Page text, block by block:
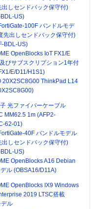
出しセンドバック保守付)
US)
100F バンドルモデ
先出しセンドバック保守付)
BDL-US)
OpenBlocks IoT FX1/E
びサブスクリプション1年付
E/D11/H1S1)
20X2SC8G00 ThinkPad L14
光ファイバーケーブル
MM62.5 1m (AFP2-
62-01)
40F バンドルモデル
出しセンドバック保守付)
US)
OpenBlocks A16 Debian
ル (OBSA16/D11A)
OpenBlocks IX9 Windows
2019 LTSC搭載
ル